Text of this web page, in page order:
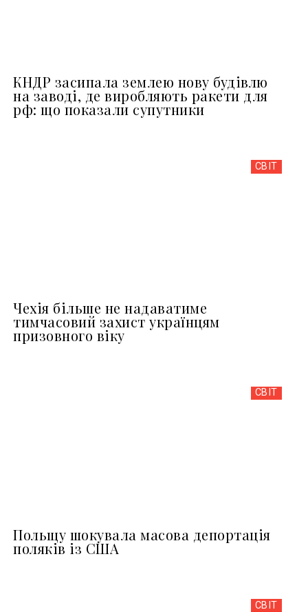
КНДР засипала землею нову будівлю
на заводі, де виробляють ракети для
рф: що показали супутники
СВІТ
Чехія більше не надаватиме
тимчасовий захист українцям
призовного віку
СВІТ
Польщу шокувала масова депортація
поляків із США
СВІТ